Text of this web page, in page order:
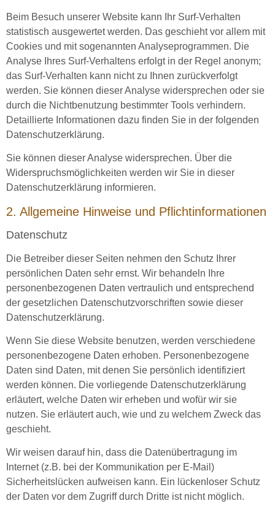
Beim Besuch unserer Website kann Ihr Surf-Verhalten
statistisch ausgewertet werden. Das geschieht vor allem mit
Cookies und mit sogenannten Analyseprogrammen. Die
Analyse Ihres Surf-Verhaltens erfolgt in der Regel anonym;
das Surf-Verhalten kann nicht zu Ihnen zurückverfolgt
werden. Sie können dieser Analyse widersprechen oder sie
durch die Nichtbenutzung bestimmter Tools verhindern.
Detaillierte Informationen dazu finden Sie in der folgenden
Datenschutzerklärung.
Sie können dieser Analyse widersprechen. Über die
Widerspruchsmöglichkeiten werden wir Sie in dieser
Datenschutzerklärung informieren.
2. Allgemeine Hinweise und Pflichtinformationen
Datenschutz
Die Betreiber dieser Seiten nehmen den Schutz Ihrer
persönlichen Daten sehr ernst. Wir behandeln Ihre
personenbezogenen Daten vertraulich und entsprechend
der gesetzlichen Datenschutzvorschriften sowie dieser
Datenschutzerklärung.
Wenn Sie diese Website benutzen, werden verschiedene
personenbezogene Daten erhoben. Personenbezogene
Daten sind Daten, mit denen Sie persönlich identifiziert
werden können. Die vorliegende Datenschutzerklärung
erläutert, welche Daten wir erheben und wofür wir sie
nutzen. Sie erläutert auch, wie und zu welchem Zweck das
geschieht.
Wir weisen darauf hin, dass die Datenübertragung im
Internet (z.B. bei der Kommunikation per E-Mail)
Sicherheitslücken aufweisen kann. Ein lückenloser Schutz
der Daten vor dem Zugriff durch Dritte ist nicht möglich.